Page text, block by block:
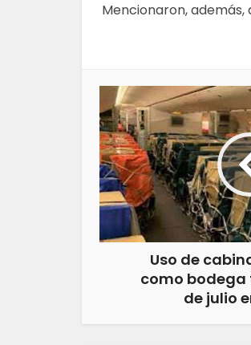
Mencionaron, además,
Uso de
como bodega
de julio